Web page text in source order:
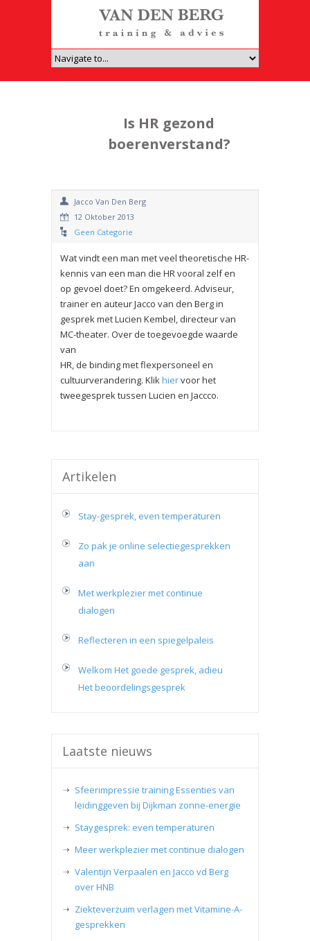
Is HR gezond
boerenverstand?
Jacco Van Den Berg
12 Oktober 2013
Geen Categorie
Wat vindt een man met veel theoretische HR-
kennis van een man die HR vooral zelf en
op gevoel doet? En omgekeerd. Adviseur,
trainer en auteur Jacco van den Berg in
gesprek met Lucien Kembel, directeur van
MC-theater. Over de toegevoegde waarde
van
HR, de binding met flexpersoneel en
cultuurverandering. Klikhiervoor het
tweegesprek tussen Lucien en Jaccco.
Artikelen
Stay-gesprek, even temperaturen
Zo pak je online selectiegesprekken
aan
Met werkplezier met continue
dialogen
Reflecteren in een spiegelpaleis
Welkom Het goede gesprek, adieu
Het beoordelingsgesprek
Laatste nieuws
Sfeerimpressie training Essenties van
leidinggeven bij Dijkman zonne-energie
Staygesprek: even temperaturen
Meer werkplezier met continue dialogen
Valentijn Verpaalen en Jacco vd Berg
over HNB
Ziekteverzuim verlagen met Vitamine-A-
gesprekken